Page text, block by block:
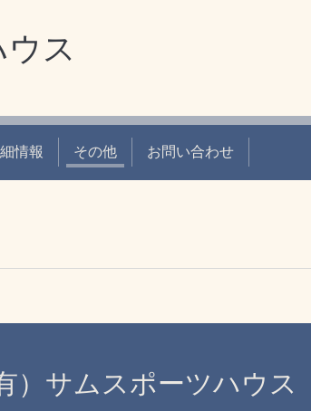
ウス
情報 その他 お問い合わせ
）サムスポーツハウス